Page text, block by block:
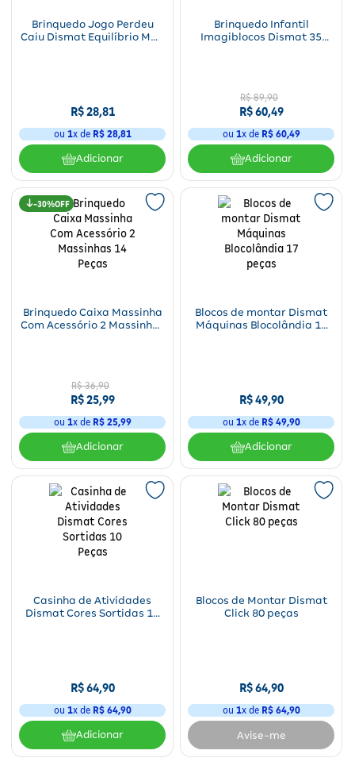
Brinquedo Jogo Perdeu
Caiu Dismat Equilíbrio MDF
R$28,81
ou 1x de R$ 28,81
Adicionar
Brinquedo Infantil
Imagiblocos Dismat 35
R$ 89,90
R$60,49
ou 1x de R$ 60,49
Adicionar
30%
Brinquedo Caixa Massinha
Com Acessório 2 Massinhas
R$ 36,90
R$25,99
ou 1x de R$ 25,99
Adicionar
Blocos de montar Dismat
Máquinas Blocolândia 17
R$49,90
ou 1x de R$ 49,90
Adicionar
Casinha de Atividades
Dismat Cores Sortidas 10
R$64,90
ou 1x de R$ 64,90
Adicionar
Blocos de Montar Dismat
Click 80 peças
R$64,90
ou 1x de R$ 64,90
Avise-me
Saúde Feminina
Oftalmológicos
Saúde Masculina
Psicoativos e Hormonais
Medicamentos especiais
Cuidados com a Pele
Protetor Solar
Limpeza de pele
Cabelos
Alimentação
Bebidas
Havaianas
Papelaria
Camisas Uv
Utilidades domésticos
Nutrição esportiva
Primeiros socorros
Suplementos
Ortopédicos
Cirúrgicos
Multilaser
Positivo
Samsung
Acessórios
Ver todos
Cuidados intímos
Desodorantes
Cuidados geriátricos
Barba